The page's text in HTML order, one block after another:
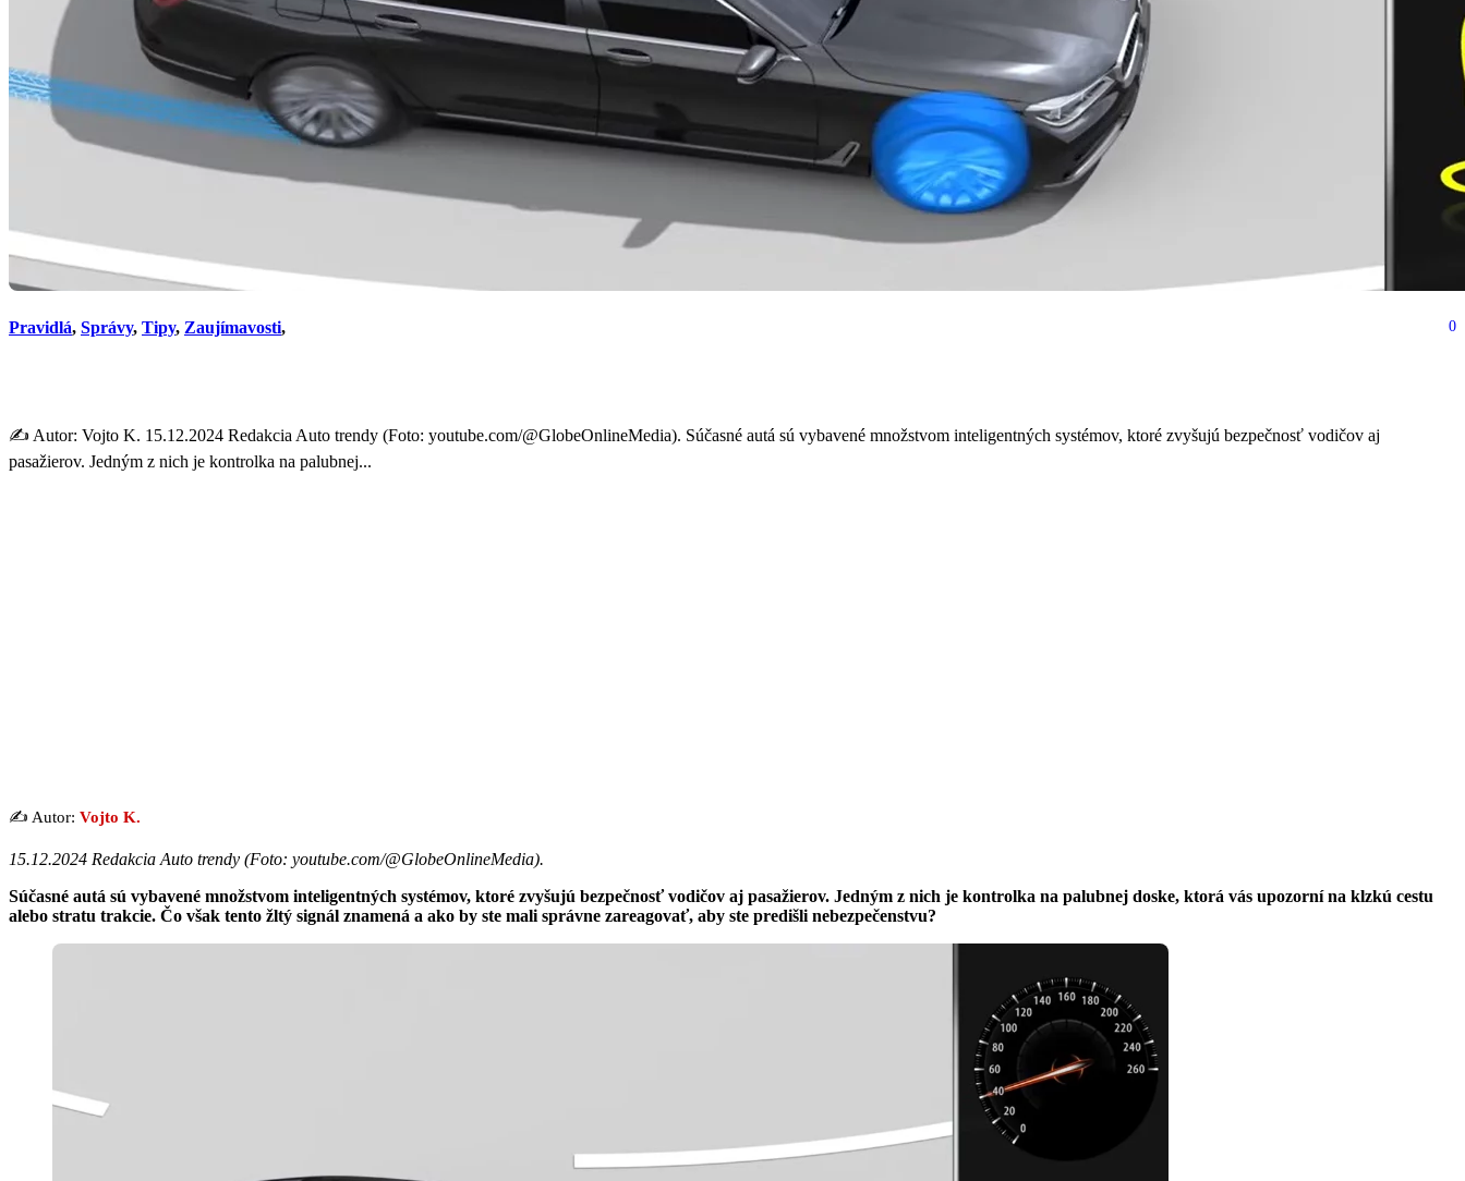
Pravidlá, Správy, Tipy, Zaujímavosti, 0
✍️ Autor: Vojto K. 15.12.2024 Redakcia Auto trendy (Foto: youtube.com/@GlobeOnlineMedia). Súčasné autá sú vybavené množstvom inteligentných systémov, ktoré zvyšujú bezpečnosť vodičov aj
pasažierov. Jedným z nich je kontrolka na palubnej...
✍️ Autor: Vojto K.
15.12.2024 Redakcia Auto trendy (Foto: youtube.com/@GlobeOnlineMedia).
Súčasné autá sú vybavené množstvom inteligentných systémov, ktoré zvyšujú bezpečnosť vodičov aj pasažierov. Jedným z nich je kontrolka na palubnej doske, ktorá vás upozorní na klzkú cestu
alebo stratu trakcie. Čo však tento žltý signál znamená a ako by ste mali správne zareagovať, aby ste predišli nebezpečenstvu?